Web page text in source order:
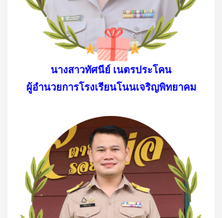
นางสาวทัศนีย์ เนตรประโคน
ผู้อำนวยการโรงเรียนโนนเจริญพิทยาคม